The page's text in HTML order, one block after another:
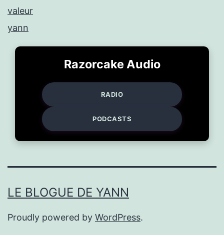
valeur
yann
Razorcake Audio
RADIO
PODCASTS
LE BLOGUE DE YANN
Proudly powered by WordPress.